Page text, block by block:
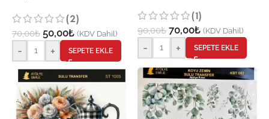
(2)
70,00₺ 50,00₺ (KDV Dahil)
- + SEPETE EKLE
(1)
90,00₺ 70,00₺ (KDV Dahil)
- + SEPETE EKLE